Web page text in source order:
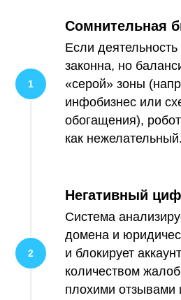
Сомнительная
Если
законна, но
«серой» зоны
инфобизнес или
обогащения),
как нежелательный.
Негативный
Система
домена и
и блокирует
количеством
плохими отзывами